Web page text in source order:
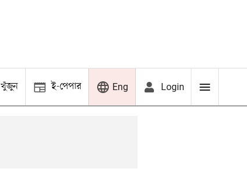
খুঁজুন ই-পেপার Eng Login